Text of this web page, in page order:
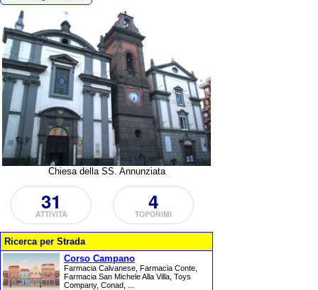
Chiesa della SS. Annunziata
31
ATTIVITÀ 4
TOPONIMI
Ricerca per Strada
Corso Campano
Farmacia Calvanese, Farmacia Conte,
Farmacia San Michele Alla Villa, Toys
Company, Conad, ...